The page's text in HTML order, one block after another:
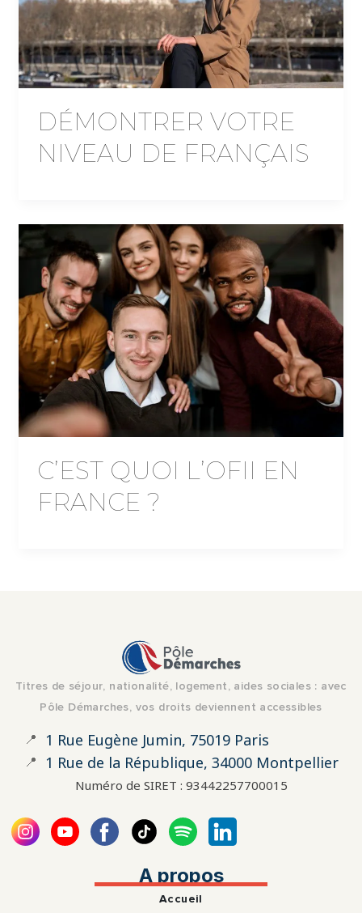
DÉMONTRER VOTRE
NIVEAU DE FRANÇAIS
C’EST QUOI L’OFII EN
FRANCE ?
Titres de séjour, nationalité, logement, aides sociales : avec
Pôle Démarches, vos droits deviennent accessibles
📍 1 Rue Eugène Jumin, 75019 Paris
📍 1 Rue de la République, 34000 Montpellier
Numéro de SIRET : 93442257700015
A propos
Accueil